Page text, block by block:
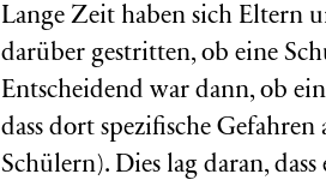
Lange Zeit haben sich Eltern
darüber gestritten, ob eine
Entscheidend war dann, ob
dass dort spezifische
Schülern). Dies lag daran,